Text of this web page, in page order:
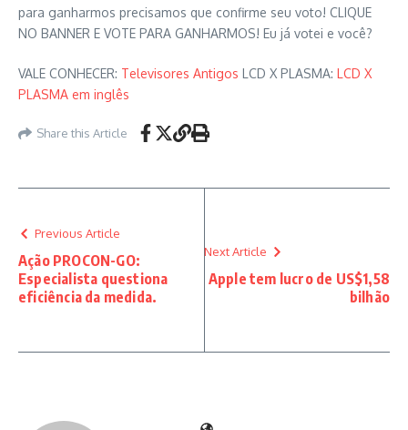
para ganharmos precisamos que confirme seu voto! CLIQUE
NO BANNER E VOTE PARA GANHARMOS! Eu já votei e você?
VALE CONHECER: Televisores Antigos LCD X PLASMA: LCD X
PLASMA em inglês
Share this Article
Previous Article
Ação PROCON-GO:
Especialista questiona
eficiência da medida.
Next Article
Apple tem lucro de US$1,58
bilhão